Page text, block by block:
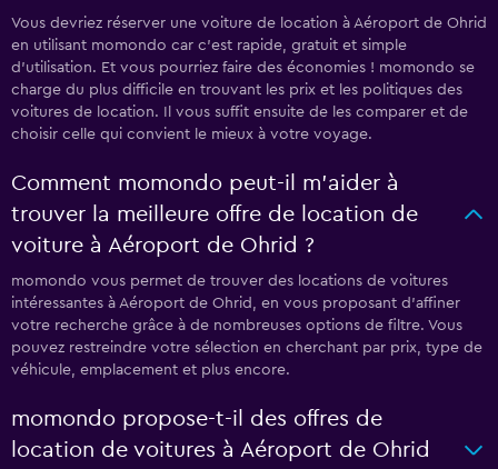
Vous devriez réserver une voiture de location à Aéroport de Ohrid
en utilisant momondo car c'est rapide, gratuit et simple
d'utilisation. Et vous pourriez faire des économies ! momondo se
charge du plus difficile en trouvant les prix et les politiques des
voitures de location. Il vous suffit ensuite de les comparer et de
choisir celle qui convient le mieux à votre voyage.
Comment momondo peut-il m’aider à
trouver la meilleure offre de location de
voiture à Aéroport de Ohrid ?
momondo vous permet de trouver des locations de voitures
intéressantes à Aéroport de Ohrid, en vous proposant d'affiner
votre recherche grâce à de nombreuses options de filtre. Vous
pouvez restreindre votre sélection en cherchant par prix, type de
véhicule, emplacement et plus encore.
momondo propose-t-il des offres de
location de voitures à Aéroport de Ohrid